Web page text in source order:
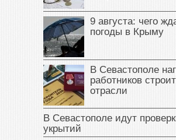
9 августа: чего
погоды в Крыму
В Севастополе
работников
отрасли
В Севастополе идут
укрытий